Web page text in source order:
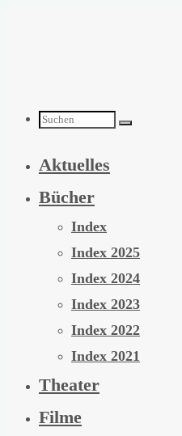
Suchen
nach:
Aktuelles
Bücher
Index
Index 2025
Index 2024
Index 2023
Index 2022
Index 2021
Theater
Filme